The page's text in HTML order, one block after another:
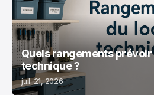
Quels rangements prévoir
technique ?
juil. 21, 2026